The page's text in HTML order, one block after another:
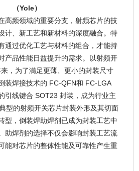
（Yole）
高频领域的重要分支，射频芯片的技
计、新工艺和新材料的深度融合。特
通过优化工艺与材料的组合，才能持
产品性能日益提升的需求。以射频开
，为了满足更薄、更小的封装尺寸
装焊接技术的 FC-QFN和 FC-LGA
引线键合 SOT23 封装，成为行业主
型的射频开关芯片封装外形及其切面
型，倒装焊助焊剂已成为封装工艺中
助焊剂的选择不仅会影响封装工艺流
能对芯片的整体性能及可靠性产生重